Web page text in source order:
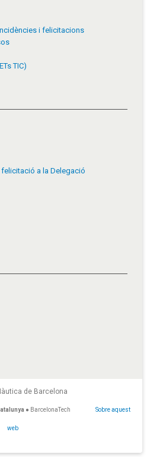
i felicitacions
TIC)
a la Delegació
de Barcelona
● BarcelonaTech Sobre aquest
web